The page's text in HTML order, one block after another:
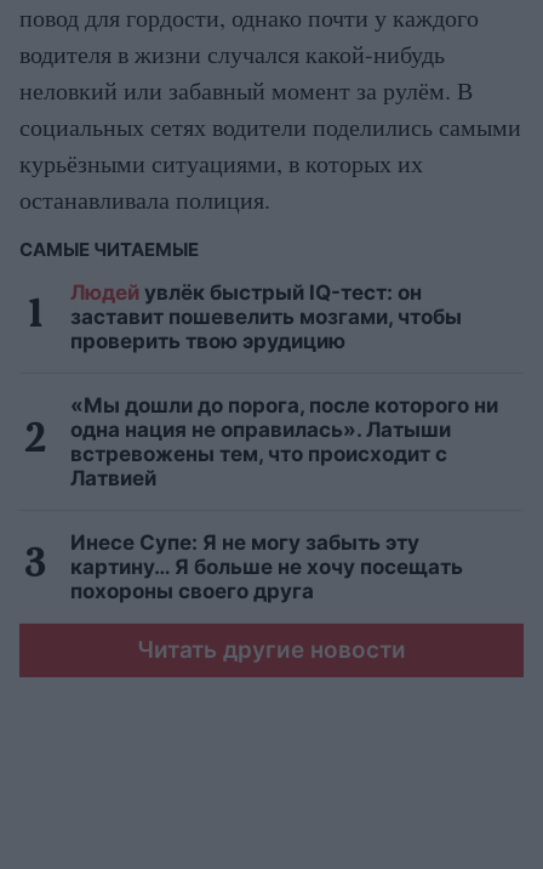
повод для гордости, однако почти у каждого
водителя в жизни случался какой-нибудь
неловкий или забавный момент за рулём. В
социальных сетях водители поделились самыми
курьёзными ситуациями, в которых их
останавливала полиция.
САМЫЕ ЧИТАЕМЫЕ
Людей увлёк быстрый IQ-тест: он
заставит пошевелить мозгами, чтобы
проверить твою эрудицию
«Мы дошли до порога, после которого ни
одна нация не оправилась». Латыши
встревожены тем, что происходит с
Латвией
Инесе Супе: Я не могу забыть эту
картину… Я больше не хочу посещать
похороны своего друга
Читать другие новости